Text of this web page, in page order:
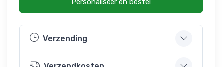
Personaliseer en bestel
Verzending